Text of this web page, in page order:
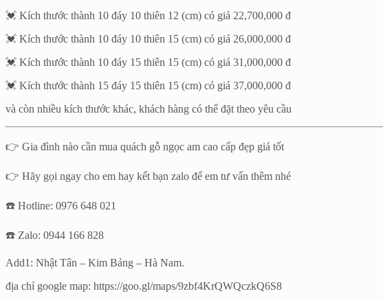
💓 Kích thước thành 10 đáy 10 thiên 12 (cm) có giá 22,700,000 đ
💓 Kích thước thành 10 đáy 10 thiên 15 (cm) có giá 26,000,000 đ
💓 Kích thước thành 10 đáy 15 thiên 15 (cm) có giá 31,000,000 đ
💓 Kích thước thành 15 đáy 15 thiên 15 (cm) có giá 37,000,000 đ
và còn nhiều kích thước khác, khách hàng có thể đặt theo yêu cầu
👉 Gia đình nào cần mua quách gỗ ngọc am cao cấp đẹp giá tốt
👉 Hãy gọi ngay cho em hay kết bạn zalo để em tư vấn thêm nhé
☎️ Hotline: 0976 648 021
☎️ Zalo: 0944 166 828
Add1: Nhật Tân – Kim Bảng – Hà Nam.
địa chỉ google map: https://goo.gl/maps/9zbf4KrQWQczkQ6S8